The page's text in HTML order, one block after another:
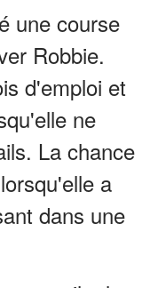
une course
Robbie.
d'emploi et
ne
La chance
a
dans une